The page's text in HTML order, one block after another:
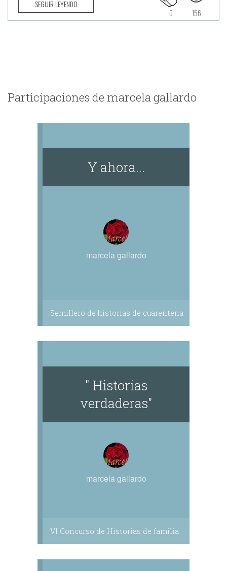
SEGUIR LEYENDO
156
0
Participaciones de marcela gallardo
Y ahora...
marcela gallardo
Semillero de historias de cuarentena
" Historias
verdaderas"
marcela gallardo
VI Concurso de Historias de familia